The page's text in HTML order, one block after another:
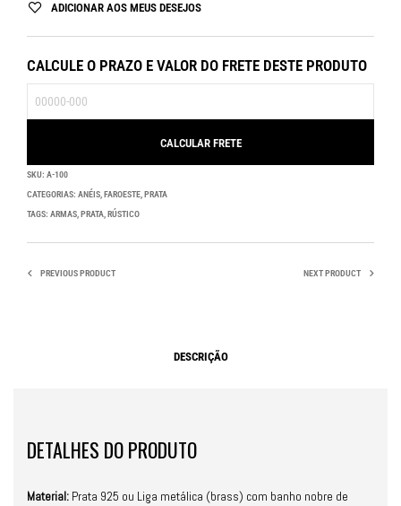
ADICIONAR AOS MEUS DESEJOS
CALCULE O PRAZO E VALOR DO FRETE DESTE PRODUTO
SKU: A-100
CATEGORIAS: ANÉIS, FAROESTE, PRATA
TAGS: ARMAS, PRATA, RÚSTICO
PREVIOUS PRODUCT NEXT PRODUCT
DESCRIÇÃO
DETALHES DO PRODUTO
Material: Prata 925 ou Liga metálica (brass) com banho nobre de